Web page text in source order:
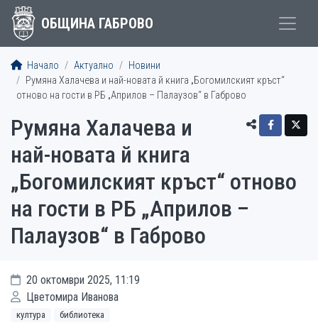
ОБЩИНА ГАБРОВО
Начало Актуално
Новини
Румяна Халачева и най-новата й книга „Богомилският кръст“
отново на гости в РБ „Априлов – Палаузов“ в Габрово
Румяна Халачева и
най-новата й книга
„Богомилският кръст“ отново
на гости в РБ „Априлов –
Палаузов“ в Габрово
20 октомври 2025, 11:19
Цветомира Иванова
култура библиотека